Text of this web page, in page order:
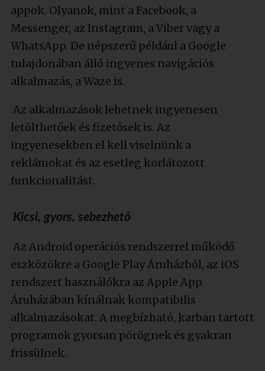
appok. Olyanok, mint a Facebook, a
Messenger, az Instagram, a Viber vagy a
WhatsApp. De népszerű például a Google
tulajdonában álló ingyenes navigációs
alkalmazás, a Waze is.
Az alkalmazások lehetnek ingyenesen
letölthetőek és fizetősek is. Az
ingyenesekben el kell viselnünk a
reklámokat és az esetleg korlátozott
funkcionalitást.
Kicsi, gyors, sebezhető
Az Android operációs rendszerrel működő
eszközökre a Google Play Áruházból, az iOS
rendszert használókra az Apple App
Áruházában kínálnak kompatibilis
alkalmazásokat. A megbízható, karban tartott
programok gyorsan pörögnek és gyakran
frissülnek.